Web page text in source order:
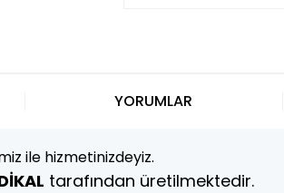
ile hizmetinizdeyiz.
tarafından üretilmektedir.
YORUMLAR